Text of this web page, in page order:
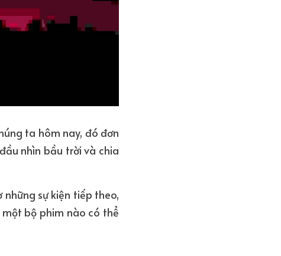
ta hôm nay, đó đơn
nhìn bầu trời và chia
sự kiện tiếp theo,
bộ phim nào có thể